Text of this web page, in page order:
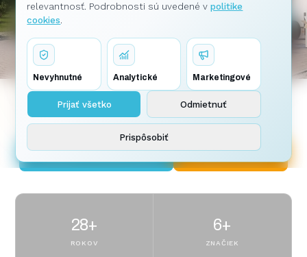
Klimatizácie predomácnosti
aj firmy
Projektovanie, dodávka a montáž klimatizácií.
Svetové značky, odborný servis, overená kvalita od
28+
ROKOV
6+
ZNAČIEK
relevantnosť. Podrobnosti sú uvedené v politike
cookies.
Nevyhnutné Analytické Marketingové
Prijať všetko Odmietnuť
Prispôsobiť